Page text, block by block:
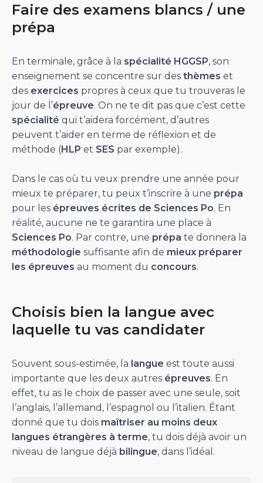
Faire des examens blancs / une
prépa
En terminale, grâce à la spécialité HGGSP, son
enseignement se concentre sur des thèmes et
des exercices propres à ceux que tu trouveras le
jour de l’épreuve. On ne te dit pas que c’est cette
spécialité qui t’aidera forcément, d’autres
peuvent t’aider en terme de réflexion et de
méthode (HLP et SES par exemple).
Dans le cas où tu veux prendre une année pour
mieux te préparer, tu peux t’inscrire à une prépa
pour les épreuves écrites de Sciences Po. En
réalité, aucune ne te garantira une place à
Sciences Po. Par contre, une prépa te donnera la
méthodologie suffisante afin de mieux préparer
les épreuves au moment du concours.
Choisis bien la langue avec
laquelle tu vas candidater
Souvent sous-estimée, la langue est toute aussi
importante que les deux autres épreuves. En
effet, tu as le choix de passer avec une seule, soit
l’anglais, l’allemand, l’espagnol ou l’italien. Étant
donné que tu dois maîtriser au moins deux
langues étrangères à terme, tu dois déjà avoir un
niveau de langue déjà bilingue, dans l’idéal.